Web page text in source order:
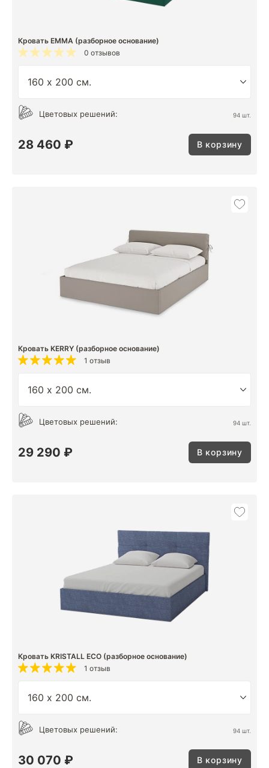
Кровать EMMA (разборное основание)
0 отзывов
Цветовых решений: 94 шт.
28 460 ₽ В корзину
Кровать KERRY (разборное основание)
1 отзыв
Цветовых решений: 94 шт.
29 290 ₽ В корзину
Кровать KRISTALL ECO (разборное основание)
1 отзыв
Цветовых решений: 94 шт.
30 070 ₽ В корзину